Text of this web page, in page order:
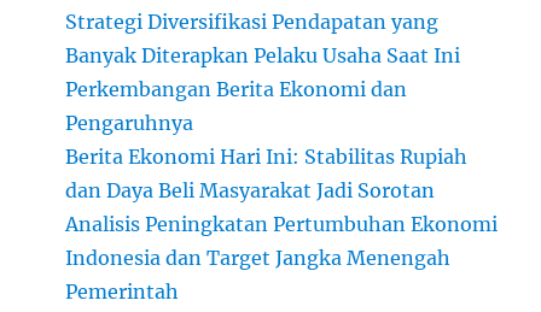
Strategi Diversifikasi Pendapatan yang
Banyak Diterapkan Pelaku Usaha Saat Ini
Perkembangan Berita Ekonomi dan
Pengaruhnya
Berita Ekonomi Hari Ini: Stabilitas Rupiah
dan Daya Beli Masyarakat Jadi Sorotan
Analisis Peningkatan Pertumbuhan Ekonomi
Indonesia dan Target Jangka Menengah
Pemerintah